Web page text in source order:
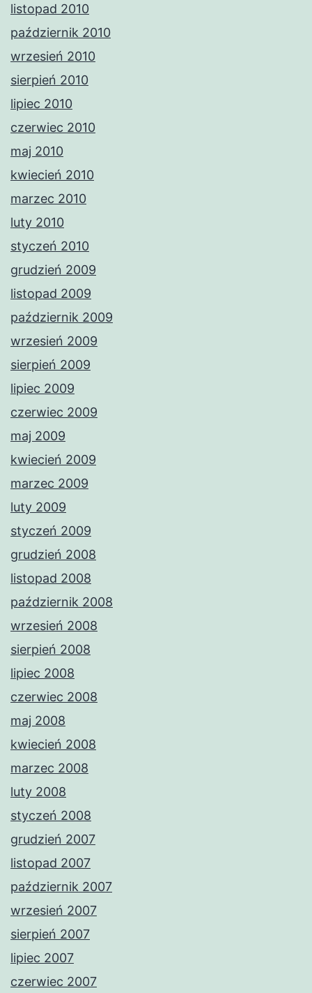
listopad 2010
październik 2010
wrzesień 2010
sierpień 2010
lipiec 2010
czerwiec 2010
maj 2010
kwiecień 2010
marzec 2010
luty 2010
styczeń 2010
grudzień 2009
listopad 2009
październik 2009
wrzesień 2009
sierpień 2009
lipiec 2009
czerwiec 2009
maj 2009
kwiecień 2009
marzec 2009
luty 2009
styczeń 2009
grudzień 2008
listopad 2008
październik 2008
wrzesień 2008
sierpień 2008
lipiec 2008
czerwiec 2008
maj 2008
kwiecień 2008
marzec 2008
luty 2008
styczeń 2008
grudzień 2007
listopad 2007
październik 2007
wrzesień 2007
sierpień 2007
lipiec 2007
czerwiec 2007